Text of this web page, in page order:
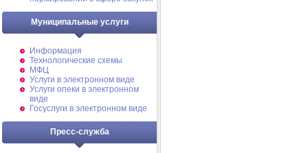
Муниципальные услуги
Информация
Технологические схемы
МФЦ
Услуги в электронном виде
Услуги опеки в электронном
виде
Госуслуги в электронном виде
Пресс-служба